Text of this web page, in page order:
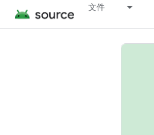
文件